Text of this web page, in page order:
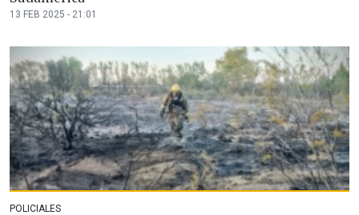
13 FEB 2025 - 21:01
POLICIALES